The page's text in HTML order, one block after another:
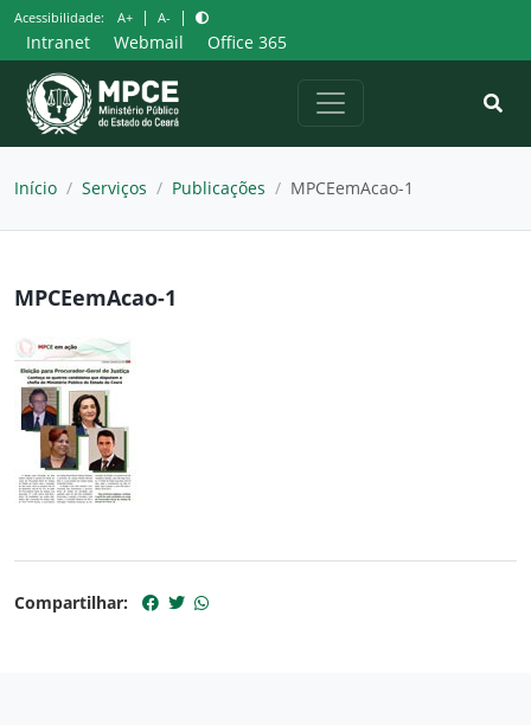
Pular
para
o
conteúdo
Acessibilidade: A+ | A- |
Intranet Webmail Office 365
Início / Serviços / Publicações / MPCEemAcao-1
MPCEemAcao-1
Compartilhar: